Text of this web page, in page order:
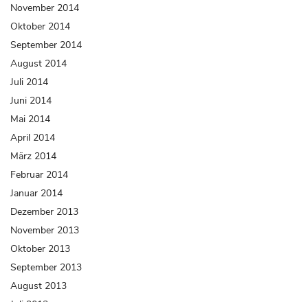
November 2014
Oktober 2014
September 2014
August 2014
Juli 2014
Juni 2014
Mai 2014
April 2014
März 2014
Februar 2014
Januar 2014
Dezember 2013
November 2013
Oktober 2013
September 2013
August 2013